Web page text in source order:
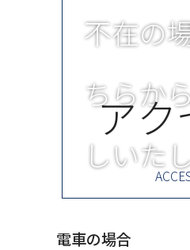
とは、患
別に係る
信サービ
動履歴、そ
不在の
ちらか
しいた
ア
電車の場合